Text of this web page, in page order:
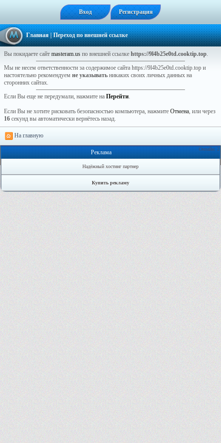
Вход Регистрация
Главная| Переход по внешней ссылке
Вы покидаете сайт masteram.us по внешней ссылке https://9l4b25e0td.cooktip.top.
Мы не несем ответственности за содержимое сайта https://9l4b25e0td.cooktip.top и
настоятельно рекомендуем не указывать никаких своих личных данных на
сторонних сайтах.
Если Вы еще не передумали, нажмите на Перейти.
Если Вы не хотите рисковать безопасностью компьютера, нажмите Отмена, или через
16 секунд вы автоматически вернётесь назад.
На главную
Онлайн: 2
Реклама
Надёжный хостинг партнер
Купить рекламу